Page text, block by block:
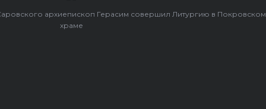
архиепископ Герасим совершил Литургию в Покровском
храме